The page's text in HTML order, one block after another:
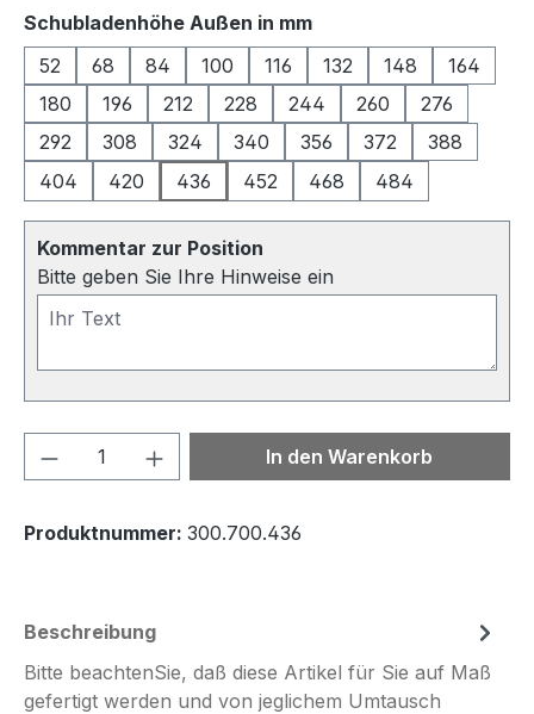
Schubladenhöhe Außen in mmauswählen
52
68 84 100 116 132 148
164
180
196 212 228 244 260
276
292
308 324 340 356 372
388
404
420 436 452 468 484
Kommentar zur Position
Bitte geben Sie Ihre Hinweise ein
Produkt Anzahl: Gib denIn den Warenkorb
Produktnummer: 300.700.436
Beschreibung
Bitte beachtenSie, daß diese Artikel für Sie auf Maß
gefertigt werden und von jeglichem Umtausch